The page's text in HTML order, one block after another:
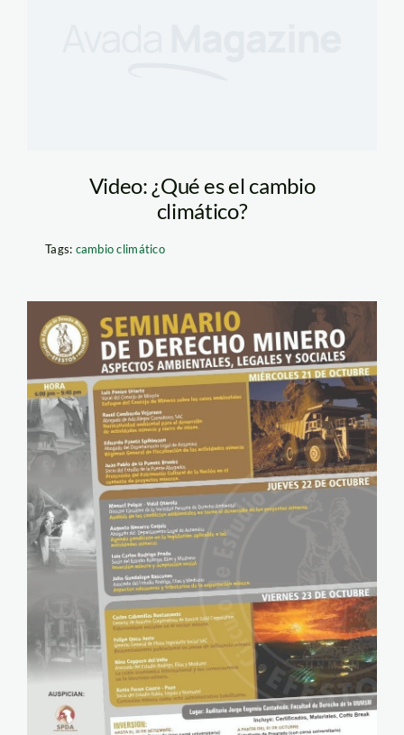
Video: ¿Qué es el cambio
climático?
Tags: cambio climático
seminario_minero_unmsm